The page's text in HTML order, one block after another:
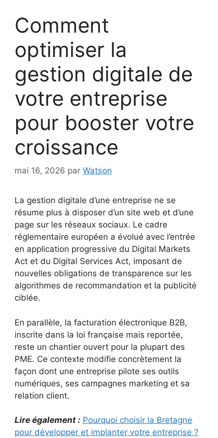
Comment
optimiser la
gestion digitale de
votre entreprise
pour booster votre
croissance
mai 16, 2026 par Watson
La gestion digitale d’une entreprise ne se
résume plus à disposer d’un site web et d’une
page sur les réseaux sociaux. Le cadre
réglementaire européen a évolué avec l’entrée
en application progressive du Digital Markets
Act et du Digital Services Act, imposant de
nouvelles obligations de transparence sur les
algorithmes de recommandation et la publicité
ciblée.
En parallèle, la facturation électronique B2B,
inscrite dans la loi française mais reportée,
reste un chantier ouvert pour la plupart des
PME. Ce contexte modifie concrètement la
façon dont une entreprise pilote ses outils
numériques, ses campagnes marketing et sa
relation client.
Lire également : Pourquoi choisir la Bretagne
pour développer et implanter votre entreprise ?